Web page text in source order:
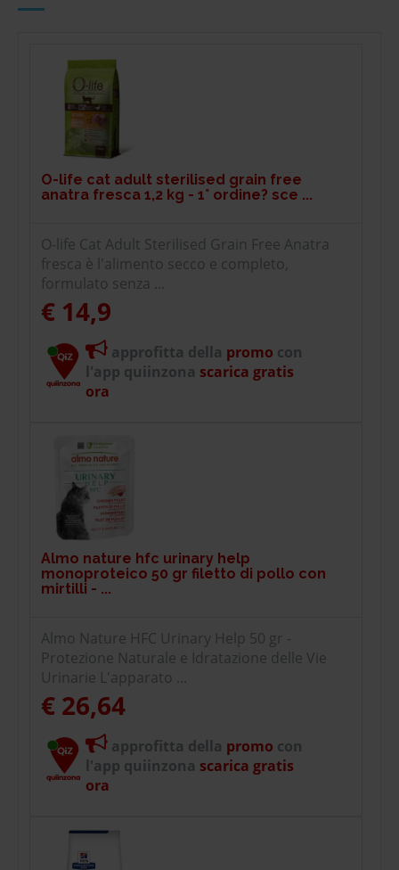
O-life cat adult sterilised grain free
anatra fresca 1,2 kg - 1° ordine? sce ...
O-life Cat Adult Sterilised Grain Free Anatra
fresca è l'alimento secco e completo,
formulato senza ...
€ 14,9
approfitta della promo con
l'app quiinzona scarica gratis
ora
Almo nature hfc urinary help
monoproteico 50 gr filetto di pollo con
mirtilli - ...
Almo Nature HFC Urinary Help 50 gr -
Protezione Naturale e Idratazione delle Vie
Urinarie L'apparato ...
€ 26,64
approfitta della promo con
l'app quiinzona scarica gratis
ora